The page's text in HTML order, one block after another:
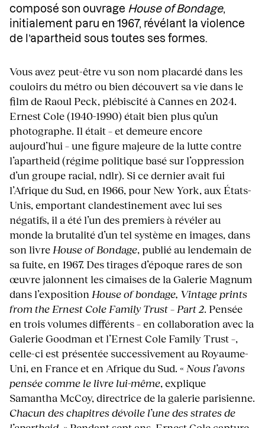
composé son ouvrage House of Bondage,
initialement paru en 1967, révélant la violence
de l’apartheid sous toutes ses formes.
Vous avez peut-être vu son nom placardé dans les
couloirs du métro ou bien découvert sa vie dans le
film de Raoul Peck, plébiscité à Cannes en 2024.
Ernest Cole (1940-1990) était bien plus qu’un
photographe. Il était – et demeure encore
aujourd’hui – une figure majeure de la lutte contre
l’apartheid (régime politique basé sur l’oppression
d’un groupe racial, ndlr). Si ce dernier avait fui
l’Afrique du Sud, en 1966, pour New York, aux États-
Unis, emportant clandestinement avec lui ses
négatifs, il a été l’un des premiers à révéler au
monde la brutalité d’un tel système en images, dans
son livre House of Bondage, publié au lendemain de
sa fuite, en 1967. Des tirages d’époque rares de son
œuvre jalonnent les cimaises de la Galerie Magnum
dans l’exposition House of bondage, Vintage prints
from the Ernest Cole Family Trust – Part 2. Pensée
en trois volumes différents – en collaboration avec la
Galerie Goodman et l’Ernest Cole Family Trust –,
celle-ci est présentée successivement au Royaume-
Uni, en France et en Afrique du Sud. « Nous l’avons
pensée comme le livre lui-même, explique
Samantha McCoy, directrice de la galerie parisienne.
Chacun des chapitres dévoile l’une des strates de